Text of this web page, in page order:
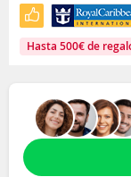
Hasta 500€de